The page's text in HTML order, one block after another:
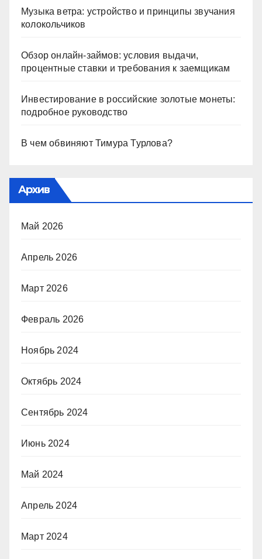
Музыка ветра: устройство и принципы звучания
колокольчиков
Обзор онлайн-займов: условия выдачи,
процентные ставки и требования к заемщикам
Инвестирование в российские золотые монеты:
подробное руководство
В чем обвиняют Тимура Турлова?
Архив
Май 2026
Апрель 2026
Март 2026
Февраль 2026
Ноябрь 2024
Октябрь 2024
Сентябрь 2024
Июнь 2024
Май 2024
Апрель 2024
Март 2024